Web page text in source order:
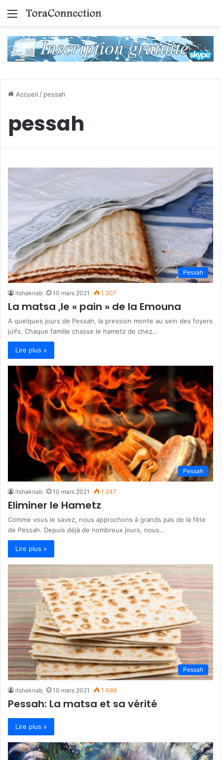
Menu
Accueil / pessah
pessah
Pessah
itshaknab 10 mars 2021 1 207
La matsa ,le « pain » de la Emouna
A quelques jours de Pessah, la pression monte au sein des foyers
juifs. Chaque famille chasse le hametz de chez…
Lire plus »
Pessah
itshaknab 10 mars 2021 1 247
Eliminer le Hametz
Comme vous le savez, nous approchons à grands pas de la fête
de Pessah. Depuis déjà de nombreux jours, nous…
Lire plus »
Pessah
itshaknab 10 mars 2021 1 048
Pessah: La matsa et sa vérité
Lire plus »